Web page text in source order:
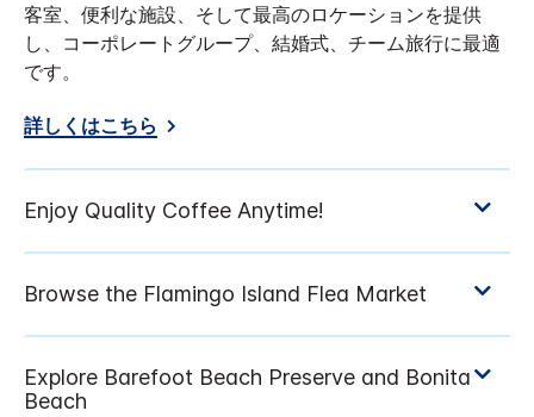
客室、便利な施設、そして最高のロケーションを提供
し、コーポレートグループ、結婚式、チーム旅行に最適
です。
詳しくはこちら